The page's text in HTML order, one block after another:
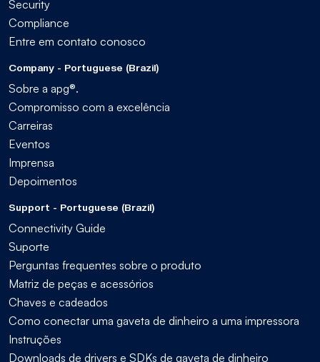
Security
Compliance
Entre em contato conosco
Company - Portuguese (Brazil)
Sobre a apg®.
Compromisso com a excelência
Carreiras
Eventos
Imprensa
Depoimentos
Support - Portuguese (Brazil)
Connectivity Guide
Suporte
Perguntas frequentes sobre o produto
Matriz de peças e acessórios
Chaves e cadeados
Como conectar uma gaveta de dinheiro a uma impressora
Instruções
Downloads de drivers e SDKs de gaveta de dinheiro